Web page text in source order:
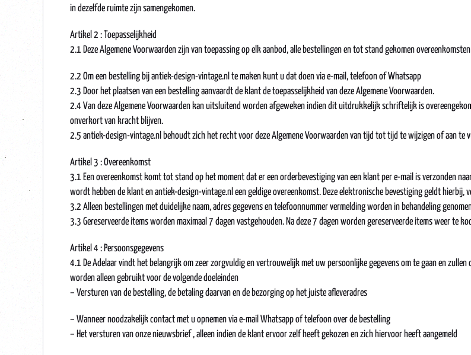
in dezelfde ruimte zijn samengekomen.
Artikel 2 : Toepasselijkheid
2.1 Deze Algemene Voorwaarden zijn van toepassing op elk aanbod, alle bestellingen en tot stand gekomen
2.2 Om een bestelling bij antiek-design-vintage.nl te maken kunt u dat doen via e-mail, telefoon of Whatsapp
2.3 Door het plaatsen van een bestelling aanvaardt de klant de toepasselijkheid van deze Algemene Voorwaarden.
2.4 Van deze Algemene Voorwaarden kan uitsluitend worden afgeweken indien dit uitdrukkelijk schriftelijk is
onverkort van kracht blijven.
2.5 antiek-design-vintage.nl behoudt zich het recht voor deze Algemene Voorwaarden van tijd tot tijd te wijzigen of aan te
Artikel 3 : Overeenkomst
3.1 Een overeenkomst komt tot stand op het moment dat er een orderbevestiging van een klant per e-mail is verzonden
wordt hebben de klant en antiek-design-vintage.nl een geldige overeenkomst. Deze elektronische bevestiging geldt hierbij,
3.2 Alleen bestellingen met duidelijke naam, adres gegevens en telefoonnummer vermelding worden in behandeling
3.3 Gereserveerde items worden maximaal 7 dagen vastgehouden. Na deze 7 dagen worden gereserveerde items weer te
Artikel 4 : Persoonsgegevens
4.1 De Adelaar vindt het belangrijk om zeer zorgvuldig en vertrouwelijk met uw persoonlijke gegevens om te gaan en
worden alleen gebruikt voor de volgende doeleinden
– Versturen van de bestelling, de betaling daarvan en de bezorging op het juiste afleveradres
– Wanneer noodzakelijk contact met u opnemen via e-mail Whatsapp of telefoon over de bestelling
– Het versturen van onze nieuwsbrief , alleen indien de klant ervoor zelf heeft gekozen en zich hiervoor heeft aangemeld